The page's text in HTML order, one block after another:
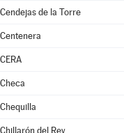
Cendejas de la Torre
Centenera
CERA
Checa
Chequilla
Chillarón del Rey